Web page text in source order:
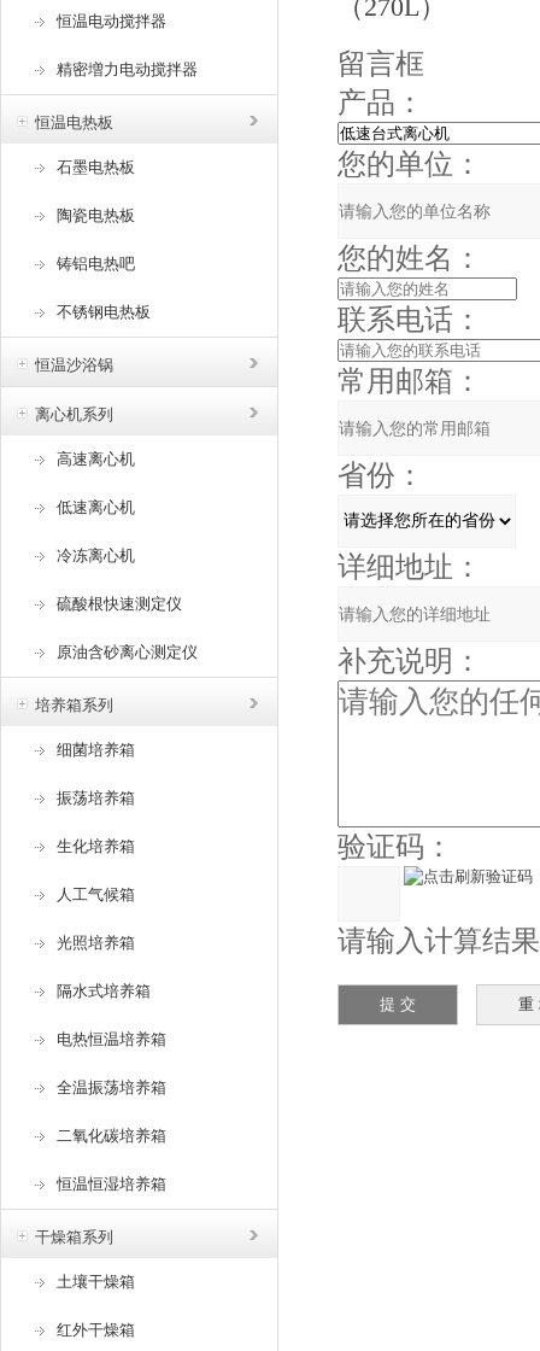
恒温电动搅拌器
精密増力电动搅拌器
恒温电热板
石墨电热板
陶瓷电热板
铸铝电热吧
不锈钢电热板
恒温沙浴锅
离心机系列
高速离心机
低速离心机
冷冻离心机
硫酸根快速测定仪
原油含砂离心测定仪
培养箱系列
细菌培养箱
振荡培养箱
生化培养箱
人工气候箱
光照培养箱
隔水式培养箱
电热恒温培养箱
全温振荡培养箱
二氧化碳培养箱
恒温恒湿培养箱
干燥箱系列
土壤干燥箱
红外干燥箱
（270L）
留言框
产品：
您的单位：
您的姓名：
联系电话：
常用邮箱：
省份：
详细地址：
补充说明：
验证码：
请输入计算结果